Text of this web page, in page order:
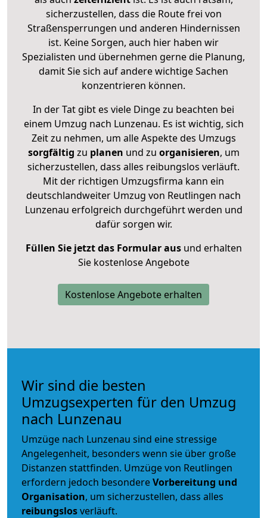
sicherzustellen, dass die Route frei von
Straßensperrungen und anderen Hindernissen
ist. Keine Sorgen, auch hier haben wir
Spezialisten und übernehmen gerne die Planung,
damit Sie sich auf andere wichtige Sachen
konzentrieren können.
In der Tat gibt es viele Dinge zu beachten bei
einem Umzug nach Lunzenau. Es ist wichtig, sich
Zeit zu nehmen, um alle Aspekte des Umzugs
sorgfältig zu planen und zu organisieren, um
sicherzustellen, dass alles reibungslos verläuft.
Mit der richtigen Umzugsfirma kann ein
deutschlandweiter Umzug von Reutlingen nach
Lunzenau erfolgreich durchgeführt werden und
dafür sorgen wir.
Füllen Sie jetzt das Formular ausund erhalten
Sie kostenlose Angebote
Kostenlose Angebote erhalten
Wir sind die besten
Umzugsexperten für den Umzug
nach Lunzenau
Umzüge nach Lunzenau sind eine stressige
Angelegenheit, besonders wenn sie über große
Distanzen stattfinden. Umzüge von Reutlingen
erfordern jedoch besondereVorbereitung und
Organisation, um sicherzustellen, dass alles
reibungslosverläuft.